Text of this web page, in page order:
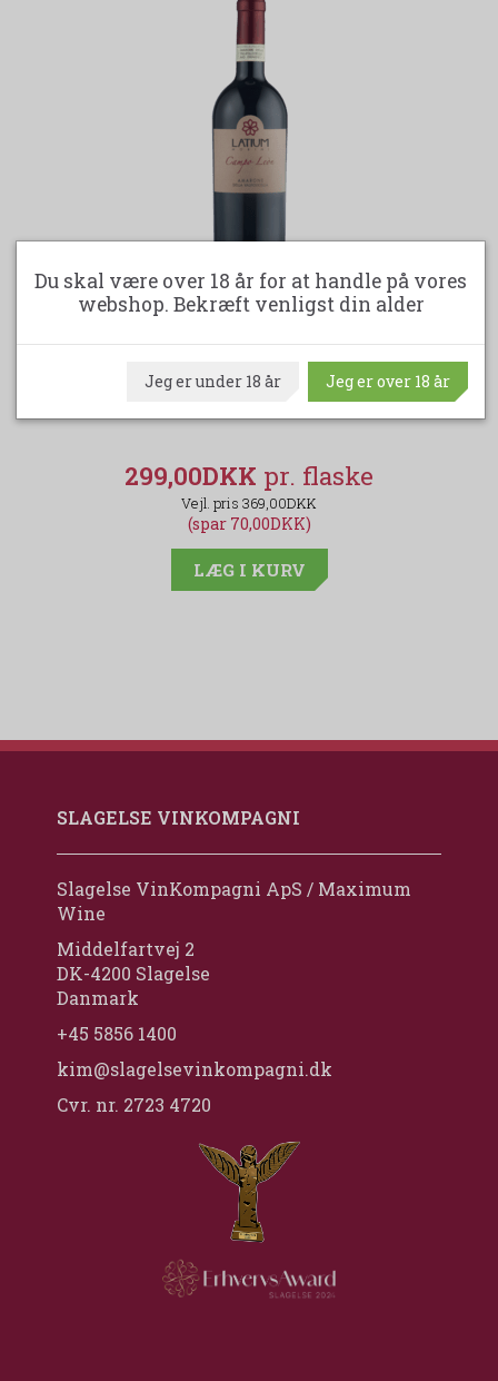
-18%
LATIUM AMARONE CAMPO LEON CLASSICO
299,00DKK
369,00DKK
(spar 70,00DKK)
LÆG I KURV
SLAGELSE VINKOMPAGNI
Slagelse VinKompagni ApS / Maximum
Wine
Middelfartvej 2
DK-4200 Slagelse
Danmark
+45 5856 1400
kim@slagelsevinkompagni.dk
Cvr. nr. 2723 4720
Du skal være over 18 år for at handle på vores
webshop. Bekræft venligst din alder
Jeg er under 18 år Jeg er over 18 år